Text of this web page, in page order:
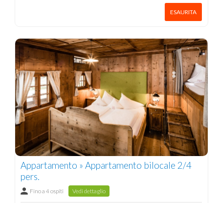
ESAURITA
Appartamento » Appartamento bilocale 2/4
pers.
Fino a 4 ospiti Vedi dettaglio